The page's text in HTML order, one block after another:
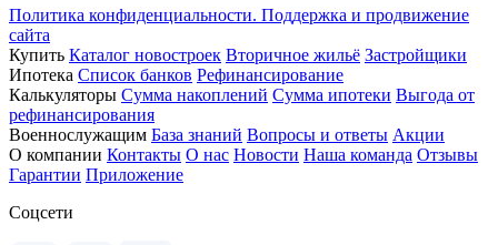
Политика конфиденциальности. Поддержка и продвижение
сайта
Купить Каталог новостроек Вторичное жильё Застройщики
Ипотека Список банков Рефинансирование
Калькуляторы Сумма накоплений Сумма ипотеки Выгода от
рефинансирования
Военнослужащим База знаний Вопросы и ответы Акции
О компании Контакты О нас Новости Наша команда Отзывы
Гарантии Приложение
Соцсети